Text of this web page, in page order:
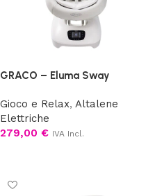
GRACO – Eluma Sway
Gioco e Relax, Altalene
Elettriche
279,00 € IVA Incl.